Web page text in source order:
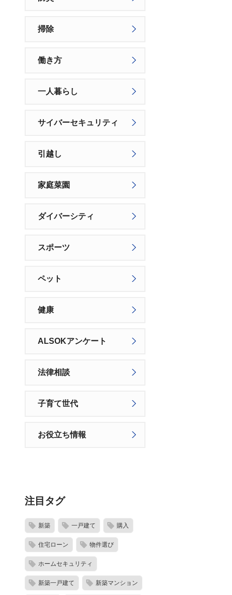
掃除
働き方
一人暮らし
サイバーセキュリティ
引越し
家庭菜園
ダイバーシティ
スポーツ
ペット
健康
ALSOKアンケート
法律相談
子育て世代
お役立ち情報
注目タグ
新築 一戸建て 購入
住宅ローン 物件選び
ホームセキュリティ
新築一戸建て 新築マンション